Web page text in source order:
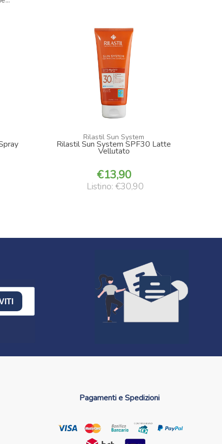
Rilastil Sun System
Rilastil Sun System SPF30 Latte
Vellutato
13,90
Listino: €30,90
Pagamenti e Spedizioni